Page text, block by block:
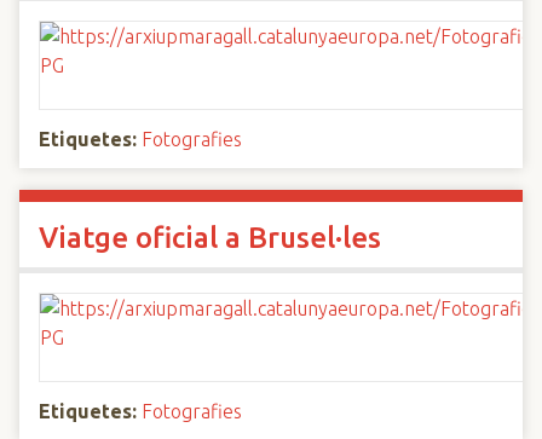
Etiquetes: Fotografies
Viatge oficial a Brusel·les
Etiquetes: Fotografies